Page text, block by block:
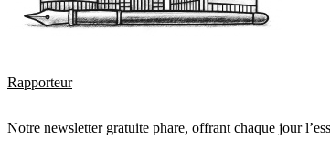
Rapporteur
Notre newsletter gratuite phare, offrant chaque jour